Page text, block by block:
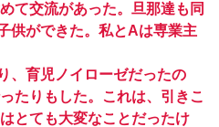
て交流があった。旦那達も同
供ができた。私とAは専業主
、育児ノイローゼだったの
たりもした。これは、引きこ
とても大変なことだったけ